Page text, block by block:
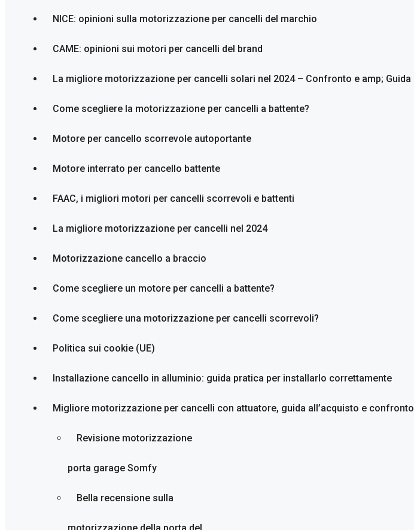
NICE: opinioni sulla motorizzazione per cancelli del marchio
CAME: opinioni sui motori per cancelli del brand
La migliore motorizzazione per cancelli solari nel 2024 – Confronto e amp; Guida
Come scegliere la motorizzazione per cancelli a battente?
Motore per cancello scorrevole autoportante
Motore interrato per cancello battente
FAAC, i migliori motori per cancelli scorrevoli e battenti
La migliore motorizzazione per cancelli nel 2024
Motorizzazione cancello a braccio
Come scegliere un motore per cancelli a battente?
Come scegliere una motorizzazione per cancelli scorrevoli?
Politica sui cookie (UE)
Installazione cancello in alluminio: guida pratica per installarlo correttamente
Migliore motorizzazione per cancelli con attuatore, guida all’acquisto e confronto
Revisione motorizzazione
porta garage Somfy
Bella recensione sulla